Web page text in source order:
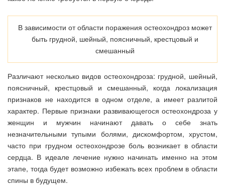
В зависимости от области поражения остеохондроз может
быть грудной, шейный, поясничный, крестцовый и
смешанный
Различают несколько видов остеохондроза: грудной, шейный,
поясничный, крестцовый и смешанный, когда локализация
признаков не находится в одном отделе, а имеет разлитой
характер. Первые признаки развивающегося остеохондроза у
женщин и мужчин начинают давать о себе знать
незначительными тупыми болями, дискомфортом, хрустом,
часто при грудном остеохондрозе боль возникает в области
сердца. В идеале лечение нужно начинать именно на этом
этапе, тогда будет возможно избежать всех проблем в области
спины в будущем.